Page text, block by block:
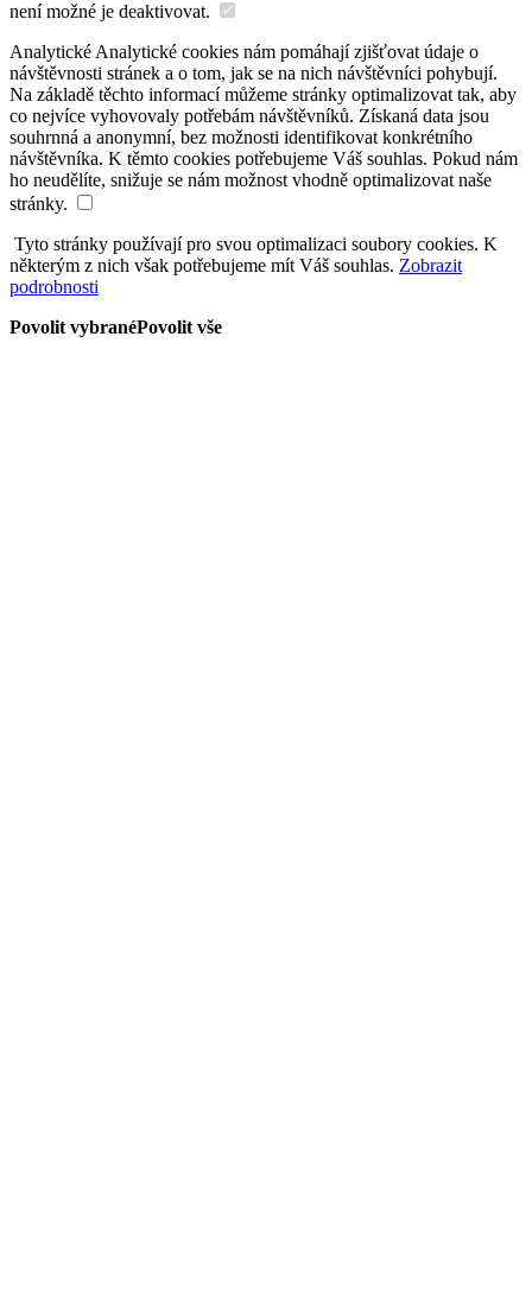
není možné je deaktivovat.
Analytické Analytické cookies nám pomáhají zjišťovat údaje o
návštěvnosti stránek a o tom, jak se na nich návštěvníci pohybují.
Na základě těchto informací můžeme stránky optimalizovat tak, aby
co nejvíce vyhovovaly potřebám návštěvníků. Získaná data jsou
souhrnná a anonymní, bez možnosti identifikovat konkrétního
návštěvníka. K těmto cookies potřebujeme Váš souhlas. Pokud nám
ho neudělíte, snižuje se nám možnost vhodně optimalizovat naše
stránky.
Tyto stránky používají pro svou optimalizaci soubory cookies. K
některým z nich však potřebujeme mít Váš souhlas. Zobrazit
podrobnosti
Povolit vybranéPovolit vše